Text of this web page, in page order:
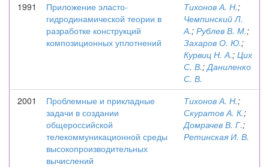
1991
Приложение эласто-
гидродинамической теории в
разработке конструкций
композиционных уплотнений
Тихонов А. Н.;
Чемпинский Л.
А.; Рублев В. М.;
Захаров О. Ю.;
Курвиц Н. А.; Цих
С. В.;Даниленко
С. В.
2001
Проблемные и прикладные
задачи в создании
общероссийской
телекоммуникационной среды
высокопроизводительных
вычислений
Тихонов А. Н.;
Скуратов А. К.;
Домрачев В. Г.;
Ретинская И. В.